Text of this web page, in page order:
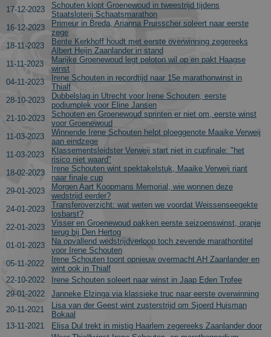
17-12-2023
Schouten klopt Groenewoud in tweestrijd tijdens
Staatsloterij Schaatsmarathon
16-12-2023
Primeur in Breda, Arianna Pruisscher soleert naar eerste
zege
18-11-2023
Bente Kerkhoff houdt met eerste overwinning zegereeks
Albert Heijn Zaanlander in stand
11-11-2023
Marijke Groenewoud legt peloton wil op en pakt Haagse
winst
04-11-2023
Irene Schouten in recordtijd naar 15e marathonwinst in
Thialf
28-10-2023
Dubbelslag in Utrecht voor Irene Schouten, eerste
podiumplek voor Eline Jansen
21-10-2023
Schouten en Groenewoud sprinten er niet om, eerste winst
voor Groenewoud
11-03-2023
Winnende Irene Schouten helpt ploeggenote Maaike Verweij
aan eindzege
11-03-2023
Klassementsleidster Verweij start niet in cupfinale: "het
risico niet waard"
18-02-2023
Irene Schouten wint spektakelstuk, Maaike Verweij riant
naar finale cup
29-01-2023
Morgen Aart Koopmans Memorial, wie wonnen deze
wedstrijd eerder?
24-01-2023
Transferoverzicht: wat weten we voordat Weissenseegekte
losbarst?
22-01-2023
Visser en Groenewoud pakken eerste seizoenswinst, oranje
terug bij Den Hertog
01-01-2023
Na opvallend wedstrijdverloop toch zevende marathontitel
voor Irene Schouten
05-11-2022
Irene Schouten toont opnieuw overmacht AH Zaanlander en
wint ook in Thialf
22-10-2022
Irene Schouten soleert naar winst in Jaap Eden Trofee
29-01-2022
Janneke Elzinga via klassieke truc naar eerste overwinning
20-11-2021
Lisa van der Geest wint zusterstrijd om Sjoerd Huisman
Bokaal
13-11-2021
Elisa Dul trekt in mistig Haarlem zegereeks Zaanlander door